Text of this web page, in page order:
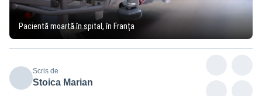
Pacientă moartă în spital, în Franța
Scris de
Stoica Marian